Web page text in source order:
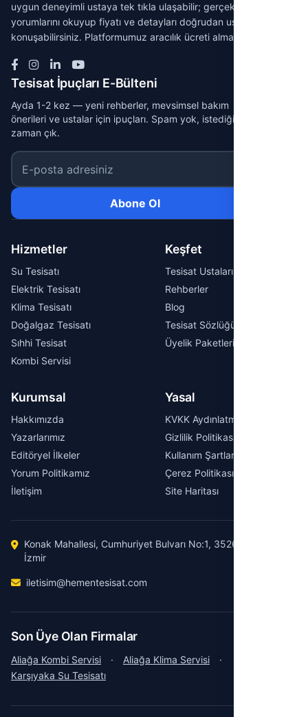
uygun deneyimli ustaya tek tıkla ulaşabilir; gerçek müşteri
yorumlarını okuyup fiyatı ve detayları doğrudan ustayla
konuşabilirsiniz. Platformumuz aracılık ücreti almaz.
Tesisat İpuçları E-Bülteni
Ayda 1-2 kez — yeni rehberler, mevsimsel bakım
önerileri ve ustalar için ipuçları. Spam yok, istediğin
zaman çık.
E-posta adresiniz
Abone Ol
Hizmetler
Su Tesisatı
Elektrik Tesisatı
Klima Tesisatı
Doğalgaz Tesisatı
Sıhhi Tesisat
Kombi Servisi
Keşfet
Tesisat Ustaları
Rehberler
Blog
Tesisat Sözlüğü
Üyelik Paketleri
Kurumsal
Hakkımızda
Yazarlarımız
Editöryel İlkeler
Yorum Politikamız
İletişim
Yasal
KVKK Aydınlatma Metni
Gizlilik Politikası
Kullanım Şartları
Çerez Politikası
Site Haritası
Konak Mahallesi, Cumhuriyet Bulvarı No:1, 35260 Konak /
İzmir
iletisim@hementesisat.com
Son Üye Olan Firmalar
Aliağa Kombi Servisi · Aliağa Klima Servisi
·
Karşıyaka Su Tesisatı